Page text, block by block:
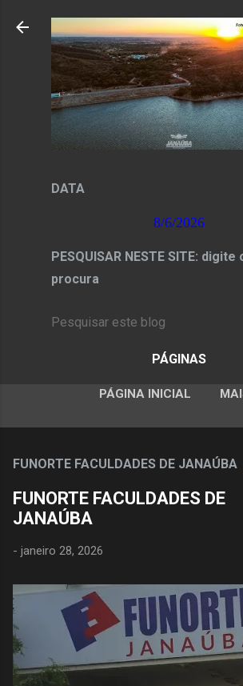
Pular para o conteúdo
DATA
8/6/2026
PESQUISAR NESTE SITE:
procura
PÁGINAS
PÁGINA INICIAL
FUNORTE FACULDADES DE JANAÚBA
FUNORTE FACULDADES DE
JANAÚBA
- janeiro 28, 2026